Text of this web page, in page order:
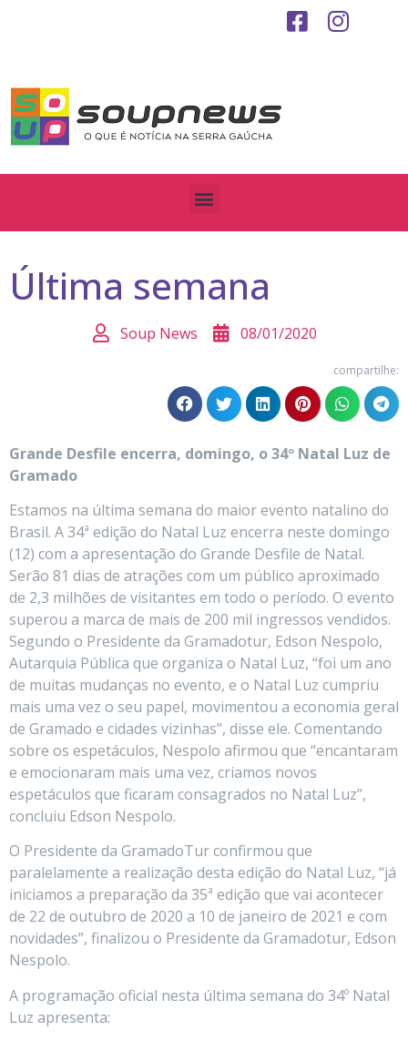
Última semana
Soup News 08/01/2020
compartilhe:
Grande Desfile encerra, domingo, o 34º Natal Luz de
Gramado
Estamos na última semana do maior evento natalino do
Brasil. A 34ª edição do Natal Luz encerra neste domingo
(12) com a apresentação do Grande Desfile de Natal.
Serão 81 dias de atrações com um público aproximado
de 2,3 milhões de visitantes em todo o período. O evento
superou a marca de mais de 200 mil ingressos vendidos.
Segundo o Presidente da Gramadotur, Edson Nespolo,
Autarquia Pública que organiza o Natal Luz, “foi um ano
de muitas mudanças no evento, e o Natal Luz cumpriu
mais uma vez o seu papel, movimentou a economia geral
de Gramado e cidades vizinhas”, disse ele. Comentando
sobre os espetáculos, Nespolo afirmou que “encantaram
e emocionaram mais uma vez, criamos novos
espetáculos que ficaram consagrados no Natal Luz”,
concluiu Edson Nespolo.
O Presidente da GramadoTur confirmou que
paralelamente a realização desta edição do Natal Luz, “já
iniciamos a preparação da 35ª edição que vai acontecer
de 22 de outubro de 2020 a 10 de janeiro de 2021 e com
novidades”, finalizou o Presidente da Gramadotur, Edson
Nespolo.
A programação oficial nesta última semana do 34º Natal
Luz apresenta: